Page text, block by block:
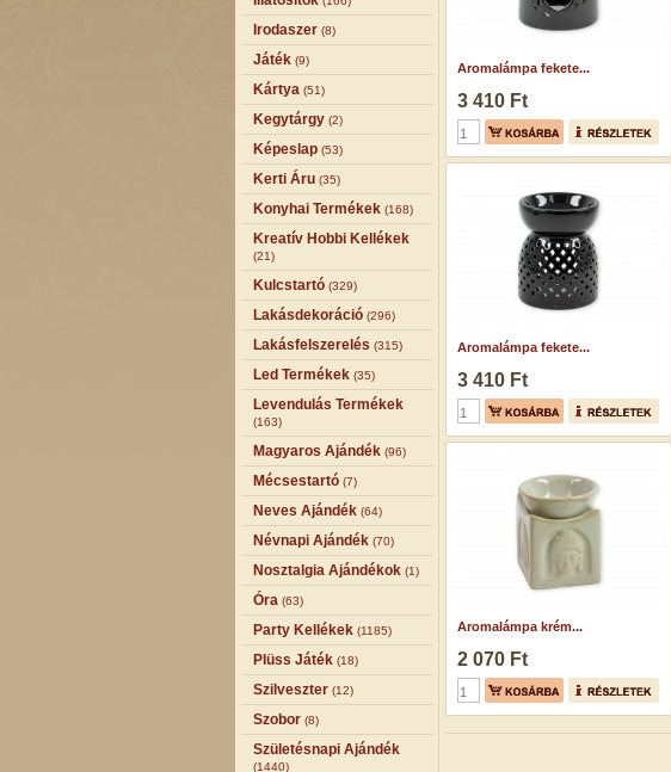
Irodaszer (8)
Játék (9)
Kártya (51)
Kegytárgy (2)
Képeslap (53)
Kerti Áru (35)
Konyhai Termékek (168)
Kreatív Hobbi Kellékek
(21)
Kulcstartó (329)
Lakásdekoráció (296)
Lakásfelszerelés (315)
Led Termékek (35)
Levendulás Termékek
(163)
Magyaros Ajándék (96)
Mécsestartó (7)
Neves Ajándék (64)
Névnapi Ajándék (70)
Nosztalgia Ajándékok (1)
Óra (63)
Party Kellékek (1185)
Plüss Játék (18)
Szilveszter (12)
Szobor (8)
Születésnapi Ajándék
(1440)
Aromalámpa fekete...
3 410 Ft
Aromalámpa fekete...
3 410 Ft
Aromalámpa krém...
2 070 Ft